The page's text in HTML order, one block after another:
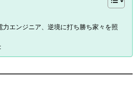
エンジニア、逆境に打ち勝ち家々を照